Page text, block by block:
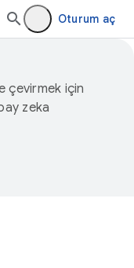
Oturum aç
çevirmek için
zeka